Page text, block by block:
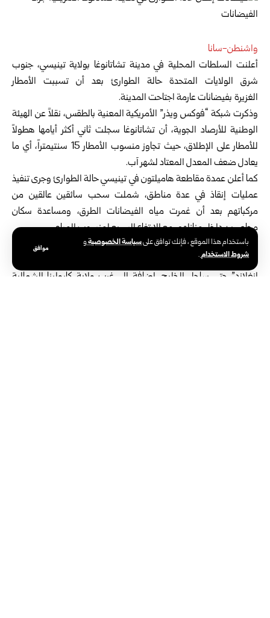
باستخدام هذا الموقع ، فإنك توافق علىسياسة الخصوصيةو
شروط الاستخدام.
موافق
واشنطن-سانا
أعلنت السلطات المحلية في مدينة تشاتانوغا بولاية تينيسي، جنوب
شرق الولايات المتحدة حالة الطوارئ بعد أن تسببت الأمطار
الغزيرة بفيضانات عارمة اجتاحت المدينة.
وذكرت شبكة “فوكس ويذر” الأمريكية المعنية بالطقس، نقلاً عن الهيئة
الوطنية للأرصاد الجوية، أن تشاتانوغا سجلت ثاني أكثر أيامها هطولاً
للأمطار على الإطلاق، حيث تجاوز منسوب الأمطار 15 سنتيمتراً، أي ما
يعادل ضعف المعدل المعتاد لشهر آب.
كما أعلن عمدة مقاطعة هاميلتون في تينيسي حالة الطوارئ وجرى تنفيذ
عمليات إنقاذ في عدة مناطق، شملت سحب سائقين عالقين من
مركباتهم بعد أن غمرت مياه الفيضانات الطرق، ومساعدة سكان
محاصرين داخل منازلهم، مع الارتفاع السريع لمنسوب المياه.
وبحسب “مركز فوكس” للتنبؤات الجوية، من المرجح هطول المزيد من
الأمطار خلال الأيام المقبلة، مع توقع امتداد الفيضانات من شمال “نيو
إنغلاند” حتى ساحل الخليج، إضافة إلى غرب ولاية كارولينا الشمالية